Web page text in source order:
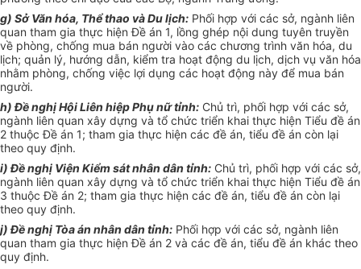
g) Sở Văn hóa, Thể thao và Du lịch: Phối hợp với các sở, ngành liên
quan tham gia thực hiện Đề án 1, lồng ghép nội dung tuyên truyền
về phòng, chống mua bán người vào các chương trình văn hóa, du
lịch; quản lý, hướng dẫn, kiểm tra hoạt động du lịch, dịch vụ văn hóa
nhằm phòng, chống việc lợi dụng các hoạt động này để mua bán
người.
h)Đềnghị Hội Liên hiệp Phụ nữ tỉnh: Chủ trì, phối hợp với các sở,
ngành liên quan xây dựng và tổ chức triển khai thực hiện Tiểu đề án
2 thuộcĐề án 1; tham gia thực hiện các đề án, tiểu đề án còn lại
theo quy định.
i)Đề nghị Viện Kiểm sát nhân dân tỉnh: Chủ trì, phối hợp với các sở,
ngành liên quan xây dựng và tổ chức triển khai thực hiện Tiểu đề án
3 thuộcĐề án 2; tham gia thực hiện các đề án, tiểu đề án còn lại
theo quy định.
j) Đề nghị Tòa án nhân dân tỉnh: Phối hợp với các sở, ngành liên
quan tham gia thực hiệnĐề án 2 và các đề án, tiểu đề án khác theo
quy định.